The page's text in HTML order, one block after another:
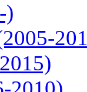
)